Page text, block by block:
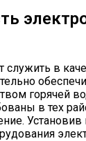
в
горячей
в тех